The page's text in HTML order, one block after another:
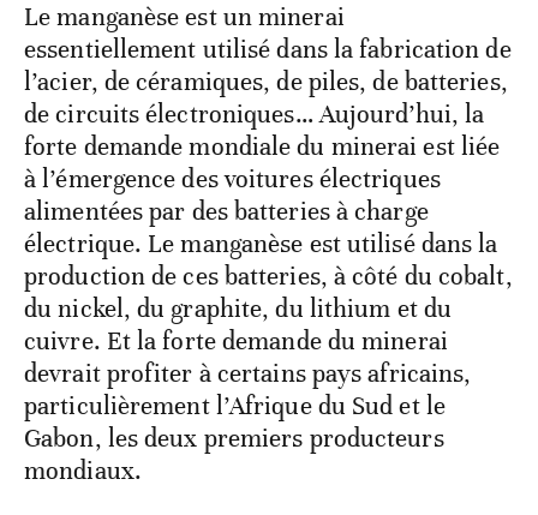
Le manganèse est un minerai
essentiellement utilisé dans la fabrication de
l’acier, de céramiques, de piles, de batteries,
de circuits électroniques… Aujourd’hui, la
forte demande mondiale du minerai est liée
à l’émergence des voitures électriques
alimentées par des batteries à charge
électrique. Le manganèse est utilisé dans la
production de ces batteries, à côté du cobalt,
du nickel, du graphite, du lithium et du
cuivre. Et la forte demande du minerai
devrait profiter à certains pays africains,
particulièrement l’Afrique du Sud et le
Gabon, les deux premiers producteurs
mondiaux.